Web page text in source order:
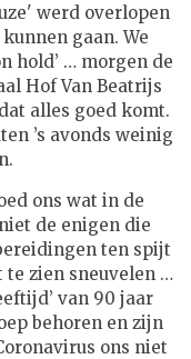
werd overlopen
kunnen gaan.We
hold’ … morgen de
Hof Van Beatrijs
alles goed komt.
’s avonds weinig
ons wat in de
de enigen die
ten spijt
zien sneuvelen …
van 90 jaar
behoren en zijn
ons niet